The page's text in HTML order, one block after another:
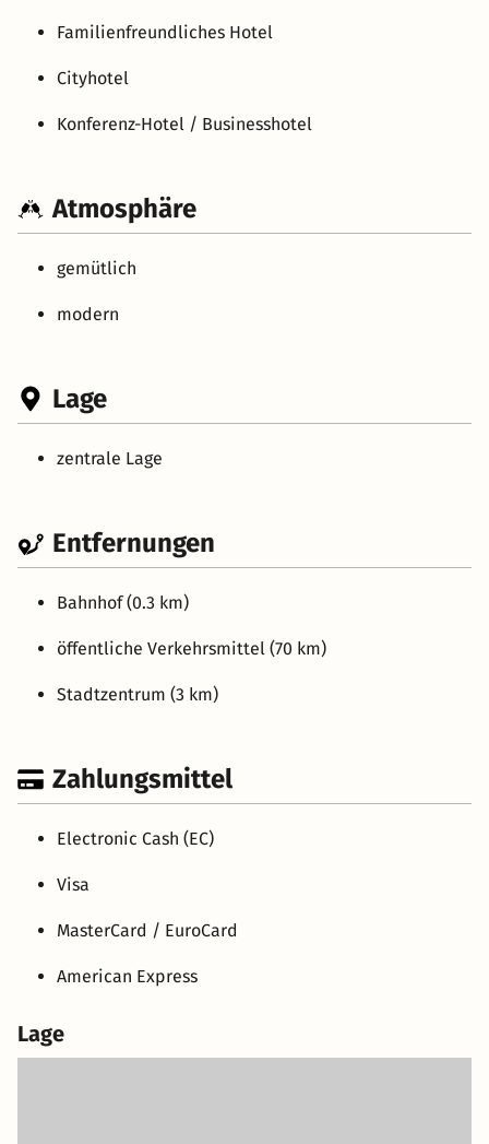
Familienfreundliches Hotel
Cityhotel
Konferenz-Hotel / Businesshotel
Atmosphäre
gemütlich
modern
Lage
zentrale Lage
Entfernungen
Bahnhof (0.3 km)
öffentliche Verkehrsmittel (70 km)
Stadtzentrum (3 km)
Zahlungsmittel
Electronic Cash (EC)
Visa
MasterCard / EuroCard
American Express
Lage